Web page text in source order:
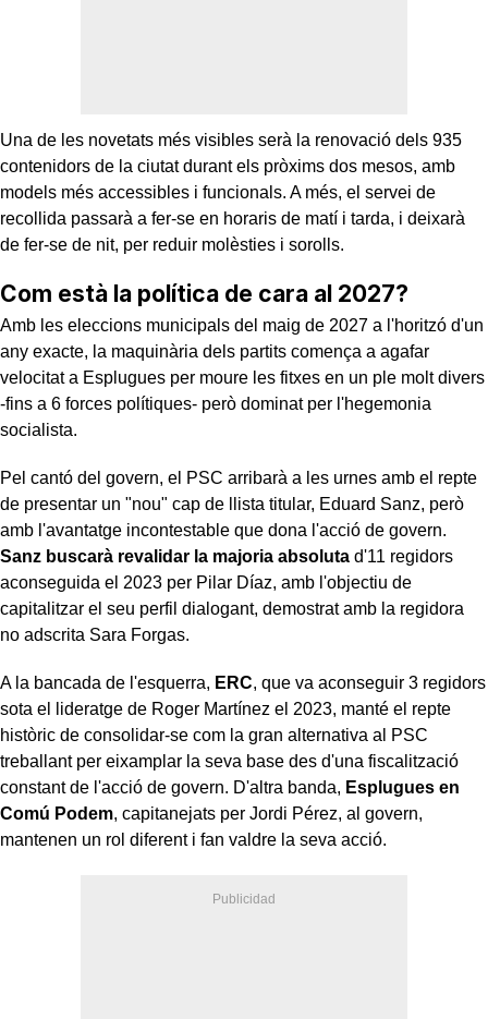
Una de les novetats més visibles serà la renovació dels 935
contenidors de la ciutat durant els pròxims dos mesos, amb
models més accessibles i funcionals. A més, el servei de
recollida passarà a fer-se en horaris de matí i tarda, i deixarà
de fer-se de nit, per reduir molèsties i sorolls.
Com està la política de cara al 2027?
Amb les eleccions municipals del maig de 2027 a l'horitzó d'un
any exacte, la maquinària dels partits comença a agafar
velocitat a Esplugues per moure les fitxes en un ple molt divers
-fins a 6 forces polítiques- però dominat per l'hegemonia
socialista.
Pel cantó del govern, el PSC arribarà a les urnes amb el repte
de presentar un "nou" cap de llista titular, Eduard Sanz, però
amb l'avantatge incontestable que dona l'acció de govern.
Sanz buscarà revalidar la majoria absoluta d'11 regidors
aconseguida el 2023 per Pilar Díaz, amb l'objectiu de
capitalitzar el seu perfil dialogant, demostrat amb la regidora
no adscrita Sara Forgas.
A la bancada de l'esquerra, ERC, que va aconseguir 3 regidors
sota el lideratge de Roger Martínez el 2023, manté el repte
històric de consolidar-se com la gran alternativa al PSC
treballant per eixamplar la seva base des d'una fiscalització
constant de l'acció de govern. D'altra banda, Esplugues en
Comú Podem, capitanejats per Jordi Pérez, al govern,
mantenen un rol diferent i fan valdre la seva acció.